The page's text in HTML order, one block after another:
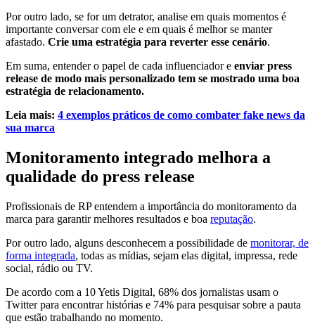
Por outro lado, se for um detrator, analise em quais momentos é
importante conversar com ele e em quais é melhor se manter
afastado. Crie uma estratégia para reverter esse cenário.
Em suma, entender o papel de cada influenciador e enviar press
release de modo mais personalizado tem se mostrado uma boa
estratégia de relacionamento.
Leia mais: 4 exemplos práticos de como combater fake news da
sua marca
Monitoramento integrado melhora a
qualidade do press release
Profissionais de RP entendem a importância do monitoramento da
marca para garantir melhores resultados e boa reputação.
Por outro lado, alguns desconhecem a possibilidade de monitorar, de
forma integrada, todas as mídias, sejam elas digital, impressa, rede
social, rádio ou TV.
De acordo com a 10 Yetis Digital, 68% dos jornalistas usam o
Twitter para encontrar histórias e 74% para pesquisar sobre a pauta
que estão trabalhando no momento.